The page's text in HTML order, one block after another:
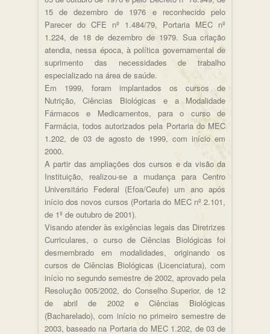
15 de dezembro de 1976 e reconhecido pelo
Parecer do CFE nº 1.484/79, Portaria MEC nº
1.224, de 18 de dezembro de 1979. Sua criação
atendia, nessa época, à política governamental de
suprimento das necessidades de trabalho
especializado na área de saúde.
Em 1999, foram implantados os cursos de
Nutrição, Ciências Biológicas e a Modalidade
Fármacos e Medicamentos, para o curso de
Farmácia, todos autorizados pela Portaria do MEC
1.202, de 03 de agosto de 1999, com início em
2000.
A partir das ampliações dos cursos e da visão da
Instituição, realizou-se a mudança para Centro
Universitário Federal (Efoa/Ceufe) um ano após
início dos novos cursos (Portaria do MEC nº 2.101,
de 1º de outubro de 2001).
Visando atender às exigências legais das Diretrizes
Curriculares, o curso de Ciências Biológicas foi
desmembrado em modalidades, originando os
cursos de Ciências Biológicas (Licenciatura), com
início no segundo semestre de 2002, aprovado pela
Resolução 005/2002, do Conselho Superior, de 12
de abril de 2002 e Ciências Biológicas
(Bacharelado), com início no primeiro semestre de
2003, baseado na Portaria do MEC 1.202, de 03 de